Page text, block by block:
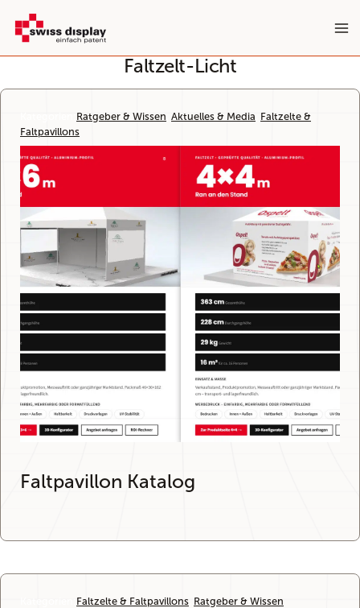
Inhalt
springen
Faltzelt-Licht
Ratgeber & Wissen Aktuelles & Media Faltzelte &
Faltpavillons
Faltpavillon Katalog
Faltzelte & Faltpavillons Ratgeber & Wissen